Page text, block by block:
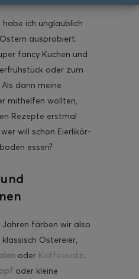
ich unglaublich
ausprobiert.
fancy Kuchen und
oder zum
dann meine
mithelfen wollten,
Rezepte erstmal
will schon Eierlikör-
essen?
färben wir also
Ostereier,
oder Kaffeesatz.
oder kleine